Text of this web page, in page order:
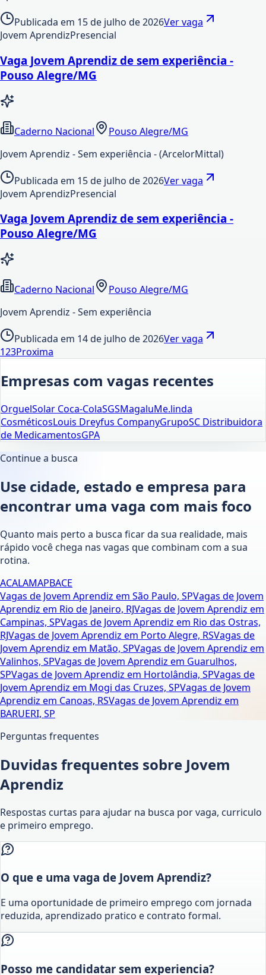
Publicada em 15 de julho de 2026Ver vaga
Jovem AprendizPresencial
Vaga Jovem Aprendiz de sem experiência -
Pouso Alegre/MG
Caderno Nacional
Pouso Alegre/MG
Jovem Aprendiz - Sem experiência - (ArcelorMittal)
Publicada em 15 de julho de 2026Ver vaga
Jovem AprendizPresencial
Vaga Jovem Aprendiz de sem experiência -
Pouso Alegre/MG
Caderno Nacional
Pouso Alegre/MG
Jovem Aprendiz - Sem experiência
Publicada em 14 de julho de 2026Ver vaga
123Proxima
Empresas com vagas recentes
OrguelSolar Coca-ColaSGSMagaluMe.linda
CosméticosLouis Dreyfus CompanyGrupoSC Distribuidora
de MedicamentosGPA
Continue a busca
Use cidade, estado e empresa para
encontrar uma vaga com mais foco
Quanto mais perto a busca ficar da sua realidade, mais
rápido você chega nas vagas que combinam com a sua
rotina.
ACALAMAPBACE
Vagas de Jovem Aprendiz em São Paulo, SPVagas de Jovem
Aprendiz em Rio de Janeiro, RJVagas de Jovem Aprendiz em
Campinas, SPVagas de Jovem Aprendiz em Rio das Ostras,
RJVagas de Jovem Aprendiz em Porto Alegre, RSVagas de
Jovem Aprendiz em Matão, SPVagas de Jovem Aprendiz em
Valinhos, SPVagas de Jovem Aprendiz em Guarulhos,
SPVagas de Jovem Aprendiz em Hortolândia, SPVagas de
Jovem Aprendiz em Mogi das Cruzes, SPVagas de Jovem
Aprendiz em Canoas, RSVagas de Jovem Aprendiz em
BARUERI, SP
Perguntas frequentes
Duvidas frequentes sobre Jovem
Aprendiz
Respostas curtas para ajudar na busca por vaga, curriculo
e primeiro emprego.
O que e uma vaga de Jovem Aprendiz?
E uma oportunidade de primeiro emprego com jornada
reduzida, aprendizado pratico e contrato formal.
Posso me candidatar sem experiencia?